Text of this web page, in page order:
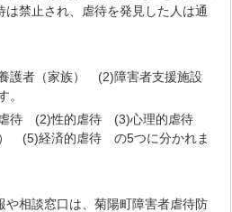
禁止され、虐待を発見した人は通
護者（家族） (2)障害者支援施設
。
待 (2)性的虐待 (3)心理的虐待
(5)経済的虐待 の5つに分かれま
相談窓口は、菊陽町障害者虐待防